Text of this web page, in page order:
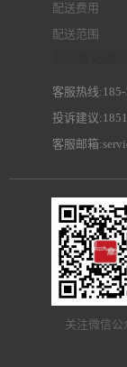
配送费用
配送范围
客服热线
投诉建议
客服邮箱
关注微信公